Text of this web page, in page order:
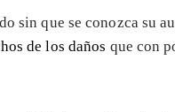
sin que se conozca su
de los daños que con